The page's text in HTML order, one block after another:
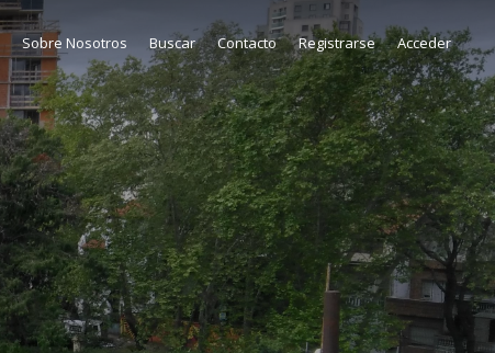
Registrarse Acceder
Sobre Nosotros Buscar Contacto